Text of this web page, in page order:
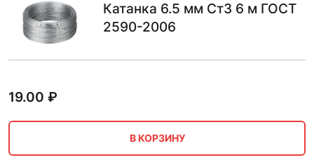
Катанка 6.5 мм Ст3 6 м ГОСТ
2590-2006
19.00 ₽
В КОРЗИНУ